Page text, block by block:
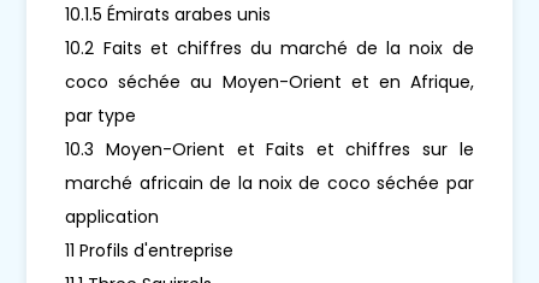
10.1.5 Émirats arabes unis
10.2 Faits et chiffres du marché de la noix de
coco séchée au Moyen-Orient et en Afrique,
par type
10.3 Moyen-Orient et Faits et chiffres sur le
marché africain de la noix de coco séchée par
application
11 Profils d'entreprise